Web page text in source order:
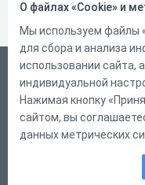
Русский
Справка
Форма обратной
О файлах «Cookie» и
Мы используем файлы
для сбора и анализа
использовании сайта,
индивидуальной
Нажимая кнопку
сайтом, вы
данных метрических